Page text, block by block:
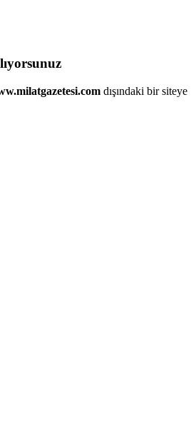
dışındaki bir siteye